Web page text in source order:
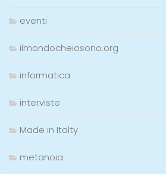
eventi
ilmondocheiosono.org
informatica
interviste
Made in Italty
metanoia